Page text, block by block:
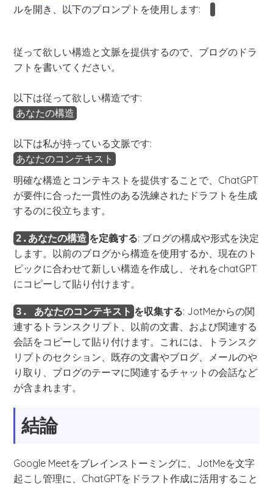
ルを開き、以下のプロンプトを使用します:
従って欲しい構造と文脈を提供するので、ブログのドラ
フトを書いてください。
以下は従って欲しい構造です:
あなたの構造
以下は私が持っている文脈です:
あなたのコンテキスト
明確な構造とコンテキストを提供することで、ChatGPT
が要件に合った一貫性のある洗練されたドラフトを生成
するのに役立ちます。
2.あなたの構造 を定義する: ブログの構成や形式を決定
します。以前のブログから構造を使用するか、現在のト
ピックに合わせて新しい構造を作成し、それをchatGPT
にコピーして貼り付けます。
3. あなたのコンテキスト を収集する: JotMeからの関
連するトランスクリプト、以前の文書、および関連する
会話をコピーして貼り付けます。これには、トランスク
リプトのセクション、既存の文書やブログ、メールのや
り取り、ブログのテーマに関連するチャットの会話など
が含まれます。
結論
Google Meetをブレインストーミングに、JotMeを文字
起こし管理に、ChatGPTをドラフト作成に活用すること